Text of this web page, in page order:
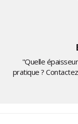
"Quelle
pratique ?